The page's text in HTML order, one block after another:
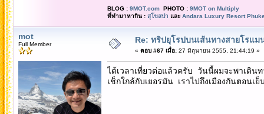
BLOG : 9MOT.comPHOTO : 9MOT on Multiply
ที่ทำมาหากิน : สุโขสปา และ Andara Luxury Resort
mot
Full Member Re: ทริปยุโรปบนเส้นทางสายโรแม
« ตอบ #67 เมื่อ:27 มิถุนายน 2555, 21:44:19 »
ได้เวลาเที่ยวต่อแล้วครับ วันนี้ผมจะพาเดิน
เช็กใกล้กับเยอรมัน เราไปถึงเมืองกันตอน